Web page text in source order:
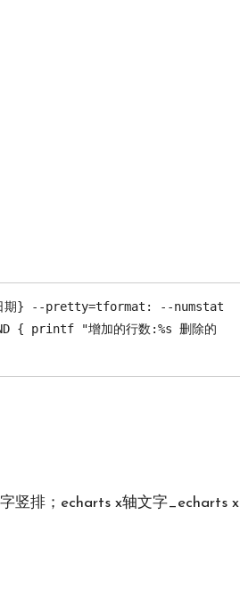
期} --pretty=tformat: --numstat
printf "增加的行数:%s 删除的
竖排；echarts x轴文字_echarts x